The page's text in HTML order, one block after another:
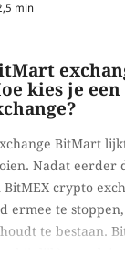
bijvoorbeeld.
min
kies je
BitMart
Nadat eerder
BitMEX crypto
ermee te
te bestaan.